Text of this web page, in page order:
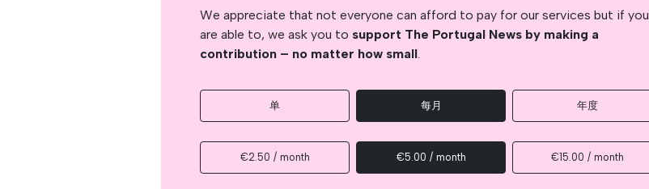
We appreciate that not everyone can afford to pay for our services but if you
are able to, we ask you to support The Portugal News by making a
contribution – no matter how small.
单 每月 年度
€2.50 / month €5.00 / month €15.00 / month